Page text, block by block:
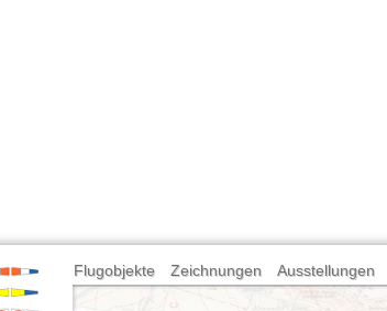
Flugobjekte Zeichnungen Ausstellungen